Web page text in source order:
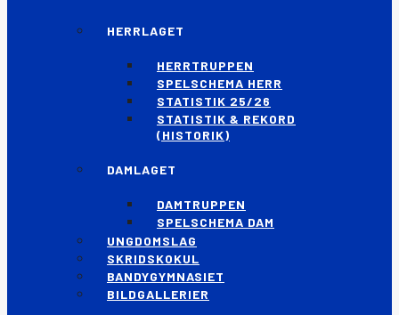
HERRLAGET
HERRTRUPPEN
SPELSCHEMA HERR
STATISTIK 25/26
STATISTIK & REKORD
(HISTORIK)
DAMLAGET
DAMTRUPPEN
SPELSCHEMA DAM
UNGDOMSLAG
SKRIDSKOKUL
BANDYGYMNASIET
BILDGALLERIER